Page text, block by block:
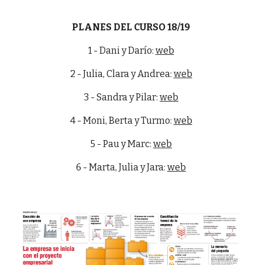
PLANES DEL CURSO 18/19
1 - Dani y Darío: web
2 - Julia, Clara y Andrea: web
3 - Sandra y Pilar: web
4 - Moni, Berta y Turmo: web
5 - Pau y Marc: web
6 - Marta, Julia y Jara: web